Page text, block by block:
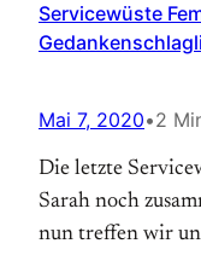
Servicewüste
Mai 7, 2020•2
Die letzte
Sarah noch
nun treffen wir